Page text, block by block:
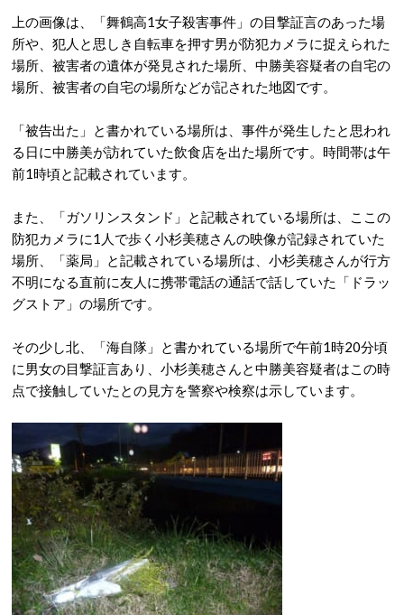
上の画像は、「舞鶴高1女子殺害事件」の目撃証言のあった場
所や、犯人と思しき自転車を押す男が防犯カメラに捉えられた
場所、被害者の遺体が発見された場所、中勝美容疑者の自宅の
場所、被害者の自宅の場所などが記された地図です。
「被告出た」と書かれている場所は、事件が発生したと思われ
る日に中勝美が訪れていた飲食店を出た場所です。時間帯は午
前1時頃と記載されています。
また、「ガソリンスタンド」と記載されている場所は、ここの
防犯カメラに1人で歩く小杉美穂さんの映像が記録されていた
場所、「薬局」と記載されている場所は、小杉美穂さんが行方
不明になる直前に友人に携帯電話の通話で話していた「ドラッ
グストア」の場所です。
その少し北、「海自隊」と書かれている場所で午前1時20分頃
に男女の目撃証言あり、小杉美穂さんと中勝美容疑者はこの時
点で接触していたとの見方を警察や検察は示しています。